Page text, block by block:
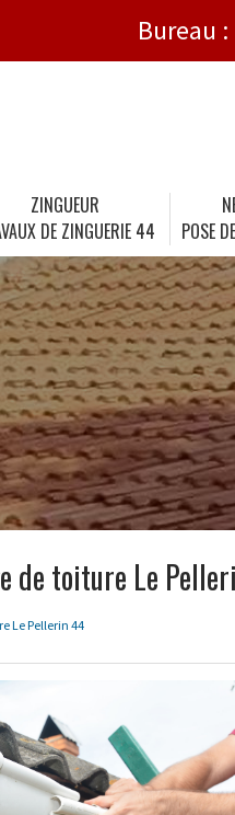
Bureau :
ZINGUEUR
DE ZINGUERIE 44
POSE
de toiture Le
Le Pellerin 44